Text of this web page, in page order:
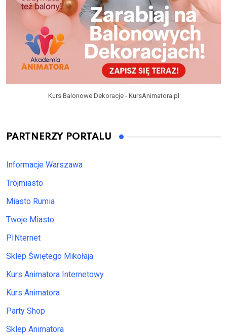
Kurs Balonowe Dekoracje - KursAnimatora.pl
PARTNERZY PORTALU
Informacje Warszawa
Trójmiasto
Miasto Rumia
Twoje Miasto
PINternet
Sklep Świętego Mikołaja
Kurs Animatora Internetowy
Kurs Animatora
Party Shop
Sklep Animatora